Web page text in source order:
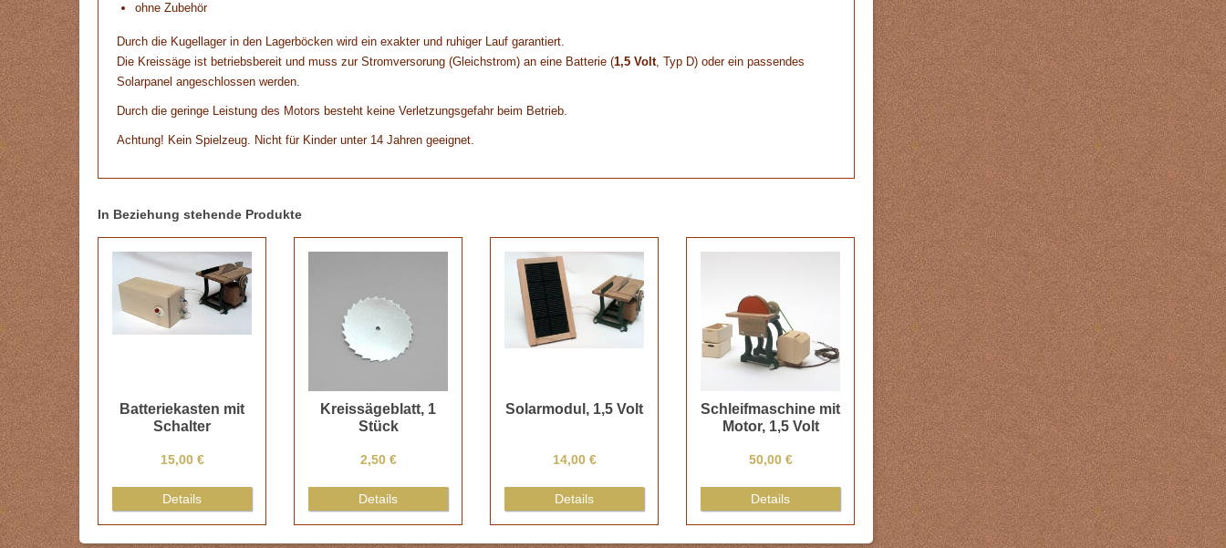
ohne Zubehör
Durch die Kugellager in den Lagerböcken wird ein exakter und ruhiger Lauf garantiert.
Die Kreissäge ist betriebsbereit und muss zur Stromversorung (Gleichstrom) an eine Batterie (1,5 Volt, Typ D) oder ein passendes
Solarpanel angeschlossen werden.
Durch die geringe Leistung des Motors besteht keine Verletzungsgefahr beim Betrieb.
Achtung! Kein Spielzeug. Nicht für Kinder unter 14 Jahren geeignet.
In Beziehung stehende Produkte
Batteriekasten mit
Schalter
15,00 €
Details
Kreissägeblatt, 1
Stück
2,50 €
Details
Solarmodul, 1,5 Volt
14,00 €
Details
Schleifmaschine mit
Motor, 1,5 Volt
50,00 €
Details